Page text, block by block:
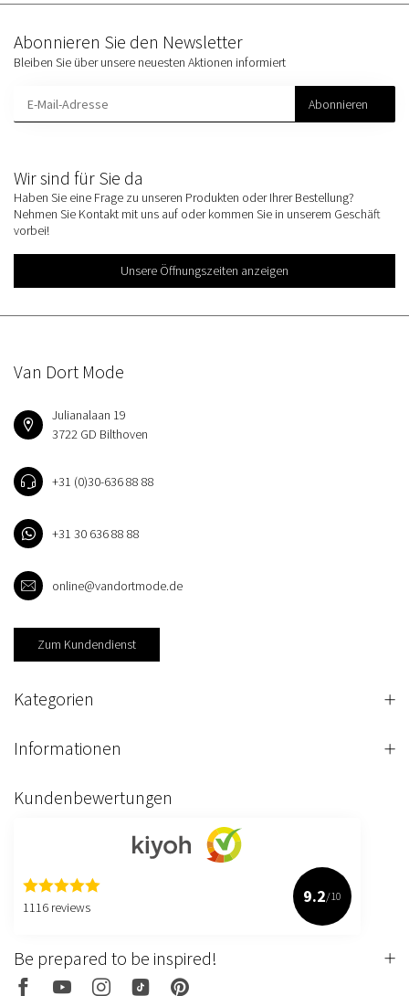
Wir sind für Sie da
Haben Sie eine Frage zu unseren Produkten oder Ihrer Bestellung?
Nehmen Sie Kontakt mit uns auf oder kommen Sie in unserem Geschäft
vorbei!
Unsere Öffnungszeiten anzeigen
Abonnieren Sie den Newsletter
Bleiben Sie über unsere neuesten Aktionen informiert
Abonnieren
Van Dort Mode
Julianalaan 19
3722 GD Bilthoven
+31 (0)30-636 88 88
+31 30 636 88 88
online@vandortmode.de
Zum Kundendienst
Kategorien
Informationen
Kundenbewertungen
1116 reviews
9.2/10
Be prepared to be inspired!